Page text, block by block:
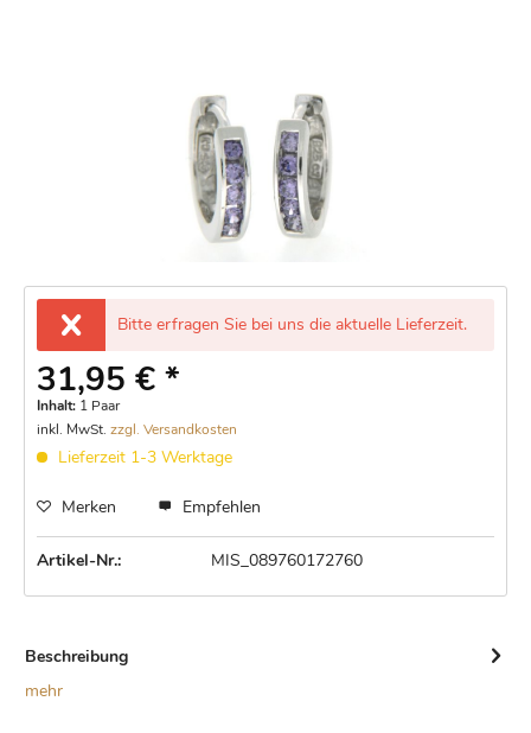
Bitte erfragen Sie bei uns die aktuelle Lieferzeit.
31,95 € *
Inhalt: 1 Paar
inkl. MwSt. zzgl. Versandkosten
Lieferzeit 1-3 Werktage
Merken Empfehlen
Artikel-Nr.: MIS_089760172760
Beschreibung
mehr